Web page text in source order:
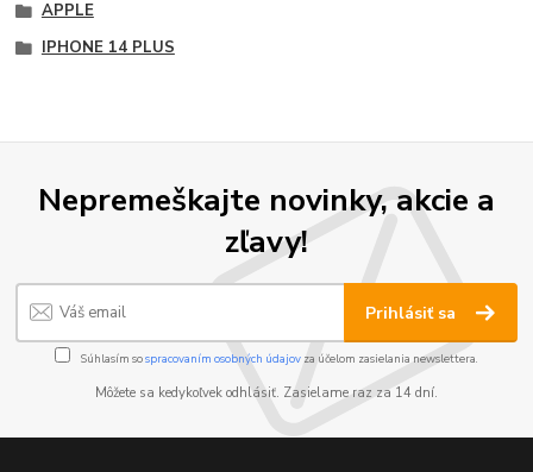
APPLE
IPHONE 14 PLUS
Nepremeškajte novinky, akcie a
zľavy!
Prihlásiť sa
Súhlasím sospracovaním osobných údajov za účelom zasielania newslettera.
Môžete sa kedykoľvek odhlásiť. Zasielame raz za 14 dní.